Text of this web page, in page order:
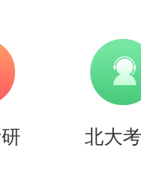
步。先弄清
真题找出重
，建立整体
北大